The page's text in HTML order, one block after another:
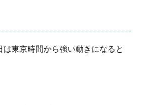
東京時間から強い動きになると